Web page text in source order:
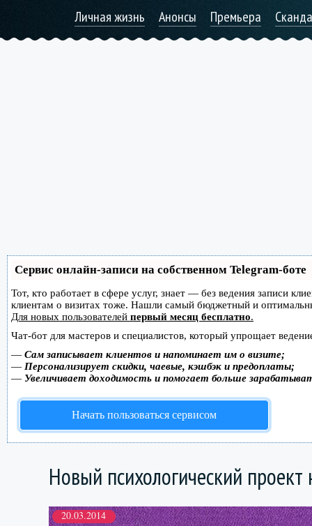
Личная жизнь Анонсы Премьера
Сервис онлайн-записи на собственном Telegram-боте
Тот, кто работает в сфере услуг, знает — без ведения записи
клиентам о визитах тоже. Нашли самый бюджетный и
Для новых пользователей первый месяц бесплатно.
Чат-бот для мастеров и специалистов, который упрощает
— Сам записывает клиентов и напоминает им о визите;
— Персонализирует скидки, чаевые, кэшбэк и предоплаты;
— Увеличивает доходимость и помогает больше
Начать пользоваться сервисом
Новый психологический
20.03.2014